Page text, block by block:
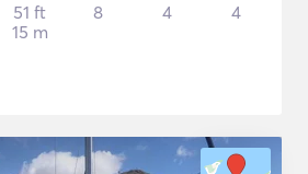
51 ft
15 m
8 4 4